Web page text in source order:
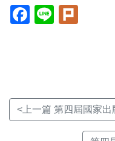
Facebook(另
開
Line(另
開
<上一篇 第四屆國家出